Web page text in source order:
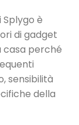
è
di gadget
perché
sensibilità
della